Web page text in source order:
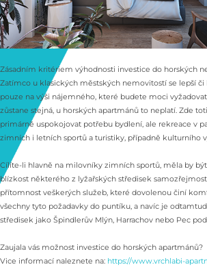
Zásadním kritériem výhodnosti investice do horských
Zatímco u klasických městských nemovitostí se lepší
pouze na výši nájemného, které budete moci
zůstane stejná, u horských apartmánů to neplatí. Zde
primárně uspokojovat potřebu bydlení, ale rekreace v
zimních i letních sportů a turistiky, případně kulturního
Cílíte-li hlavně na milovníky zimních sportů, měla by
blízkost některého z lyžařských středisek
přítomnost veškerých služeb, které dovolenou činí
všechny tyto požadavky do puntíku, a navíc je
středisek jako Špindlerův Mlýn, Harrachov nebo Pec
Zaujala vás možnost investice do horských apartmánů?
Vice informací naleznete na: https://www.vrchlabi-